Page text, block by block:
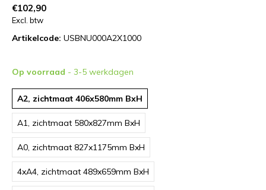
€102,90
Excl. btw
Artikelcode: USBNU000A2X1000
Op voorraad - 3-5 werkdagen
A2, zichtmaat 406x580mm BxH
A1, zichtmaat 580x827mm BxH
A0, zichtmaat 827x1175mm BxH
4xA4, zichtmaat 489x659mm BxH